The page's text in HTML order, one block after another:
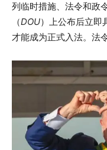
列临时措施、法令和政
（DOU）上公布后立即
才能成为正式入法。法